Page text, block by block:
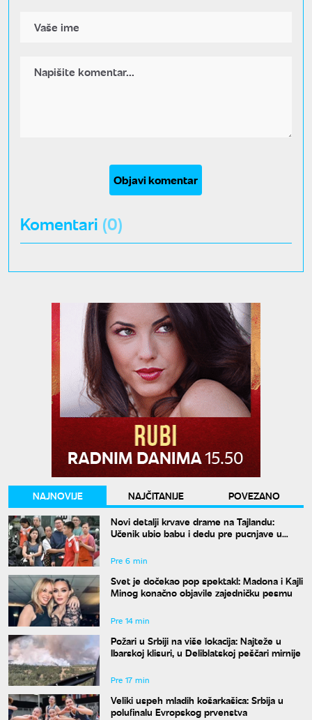
Objavi komentar
Komentari (0)
NAJNOVIJE NAJČITANIJE
POVEZANO
Novi detalji krvave drame na Tajlandu:
Učenik ubio babu i dedu pre pucnjave u
Pre 6 min
Svet je dočekao pop spektakl: Madona i Kajli
Minog konačno objavile zajedničku pesmu
Pre 14 min
Požari u Srbiji na više lokacija: Najteže u
Ibarskoj klisuri, u Deliblatskoj peščari mirnije
Pre 17 min
Veliki uspeh mladih košarkašica: Srbija u
polufinalu Evropskog prvenstva